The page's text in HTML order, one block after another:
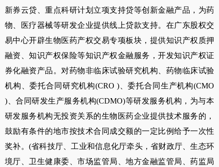
新券云贷、重点科研计划立项支持贷等创新金融产品，为药
物、医疗器械等研发企业提供线上贷款支持。在广东股权交
易中心开辟生物医药产权交易专项板块，提供知识产权质押
融资、知识产权保险等知识产权金融服务，开发知识产权证
券化融资产品。对药物非临床试验研究机构、药物临床试验
机构、委托合同研究机构(CRO )、委托合同生产机构(CMO
) 、合同研发生产服务机构(CDMO)等研发服务机构，为与本
研发服务机构无投资关系的生物医药企业提供技术服务的，
鼓励有条件的地市按技术合同成交额的一定比例给予一次性
奖补。 (省科技厅、工业和信息化厅牵头，省财政厅、生态环
境厅、卫生健康委、市场监管局、地方金融监管局、药监局